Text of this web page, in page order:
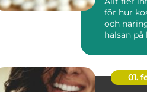
för hur
och
hälsan på
01.